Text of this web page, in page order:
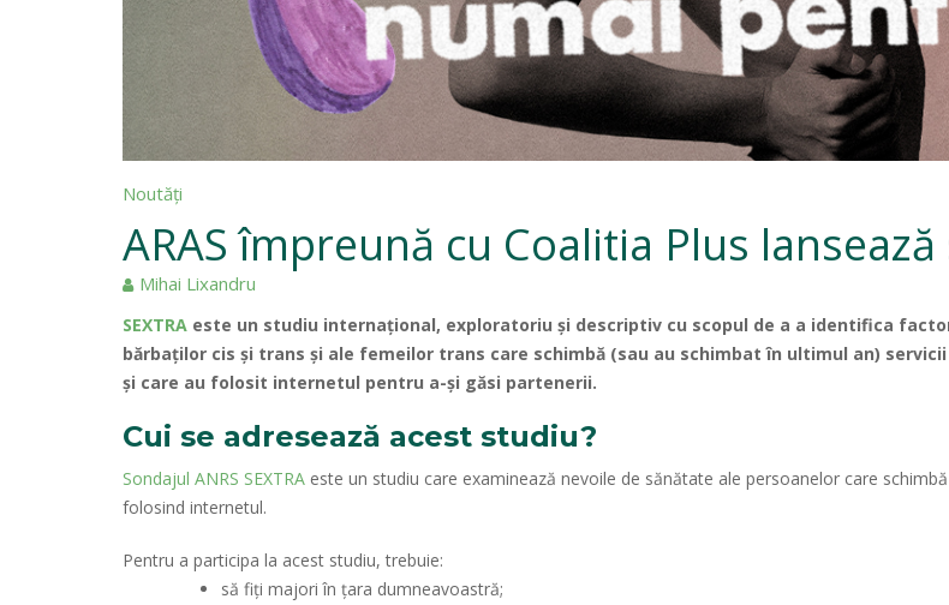
Noutăți
ARAS împreună cu Coalitia Plus lansează
Mihai Lixandru
SEXTRA este un studiu internațional, exploratoriu și descriptiv cu scopul de a a identifica
bărbaților cis și trans și ale femeilor trans care schimbă (sau au schimbat în ultimul an)
și care au folosit internetul pentru a-și găsi partenerii.
Cui se adresează acest studiu?
Sondajul ANRS SEXTRA este un studiu care examinează nevoile de sănătate ale persoanelor care
folosind internetul.
Pentru a participa la acest studiu, trebuie:
să fiți majori în țara dumneavoastră;